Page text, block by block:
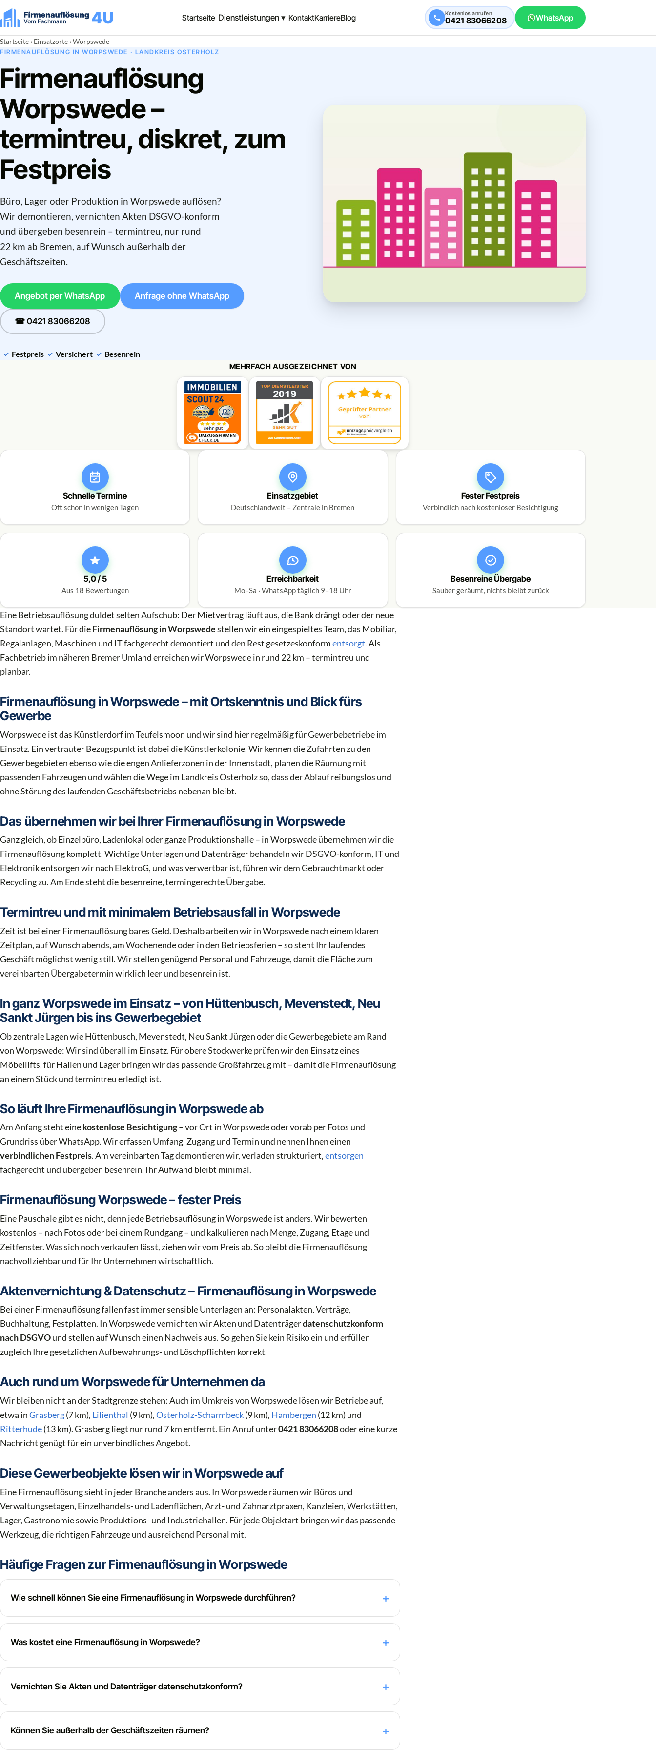
Startseite Dienstleistungen ▾ KontaktKarriereBlog Kostenlos anrufen
0421 83066208 WhatsApp
Startseite › Einsatzorte › Worpswede
FIRMENAUFLÖSUNG IN WORPSWEDE · LANDKREIS OSTERHOLZ
Firmenauflösung
Worpswede –
termintreu, diskret, zum
Festpreis
Büro, Lager oder Produktion in Worpswede auflösen?
Wir demontieren, vernichten Akten DSGVO-konform
und übergeben besenrein – termintreu, nur rund
22 km ab Bremen, auf Wunsch außerhalb der
Geschäftszeiten.
Angebot per WhatsApp Anfrage ohne WhatsApp
☎ 0421 83066208
Festpreis Versichert Besenrein
MEHRFACH AUSGEZEICHNET VON
Schnelle Termine
Oft schon in wenigen Tagen
Einsatzgebiet
Deutschlandweit – Zentrale in Bremen
Fester Festpreis
Verbindlich nach kostenloser Besichtigung
5,0 / 5
Aus 18 Bewertungen
Erreichbarkeit
Mo–Sa · WhatsApp täglich 9–18 Uhr
Besenreine Übergabe
Sauber geräumt, nichts bleibt zurück
Eine Betriebsauflösung duldet selten Aufschub: Der Mietvertrag läuft aus, die Bank drängt oder der neue
Standort wartet. Für dieFirmenauflösung in Worpswedestellen wir ein eingespieltes Team, das Mobiliar,
Regalanlagen, Maschinen und IT fachgerecht demontiert und den Rest gesetzeskonformentsorgt. Als
Fachbetrieb im näheren Bremer Umland erreichen wir Worpswede in rund 22 km – termintreu und
planbar.
Firmenauflösung in Worpswede – mit Ortskenntnis und Blick fürs
Gewerbe
Worpswede ist das Künstlerdorf im Teufelsmoor, und wir sind hier regelmäßig für Gewerbebetriebe im
Einsatz. Ein vertrauter Bezugspunkt ist dabei die Künstlerkolonie. Wir kennen die Zufahrten zu den
Gewerbegebieten ebenso wie die engen Anlieferzonen in der Innenstadt, planen die Räumung mit
passenden Fahrzeugen und wählen die Wege im Landkreis Osterholz so, dass der Ablauf reibungslos und
ohne Störung des laufenden Geschäftsbetriebs nebenan bleibt.
Das übernehmen wir bei Ihrer Firmenauflösung in Worpswede
Ganz gleich, ob Einzelbüro, Ladenlokal oder ganze Produktionshalle – in Worpswede übernehmen wir die
Firmenauflösung komplett. Wichtige Unterlagen und Datenträger behandeln wir DSGVO-konform, IT und
Elektronik entsorgen wir nach ElektroG, und was verwertbar ist, führen wir dem Gebrauchtmarkt oder
Recycling zu. Am Ende steht die besenreine, termingerechte Übergabe.
Termintreu und mit minimalem Betriebsausfall in Worpswede
Zeit ist bei einer Firmenauflösung bares Geld. Deshalb arbeiten wir in Worpswede nach einem klaren
Zeitplan, auf Wunsch abends, am Wochenende oder in den Betriebsferien – so steht Ihr laufendes
Geschäft möglichst wenig still. Wir stellen genügend Personal und Fahrzeuge, damit die Fläche zum
vereinbarten Übergabetermin wirklich leer und besenrein ist.
In ganz Worpswede im Einsatz – von Hüttenbusch, Mevenstedt, Neu
Sankt Jürgen bis ins Gewerbegebiet
Ob zentrale Lagen wie Hüttenbusch, Mevenstedt, Neu Sankt Jürgen oder die Gewerbegebiete am Rand
von Worpswede: Wir sind überall im Einsatz. Für obere Stockwerke prüfen wir den Einsatz eines
Möbellifts, für Hallen und Lager bringen wir das passende Großfahrzeug mit – damit die Firmenauflösung
an einem Stück und termintreu erledigt ist.
So läuft Ihre Firmenauflösung in Worpswede ab
Am Anfang steht einekostenlose Besichtigung– vor Ort in Worpswede oder vorab per Fotos und
Grundriss über WhatsApp. Wir erfassen Umfang, Zugang und Termin und nennen Ihnen einen
verbindlichen Festpreis. Am vereinbarten Tag demontieren wir, verladen strukturiert,entsorgen
fachgerecht und übergeben besenrein. Ihr Aufwand bleibt minimal.
Firmenauflösung Worpswede – fester Preis
Eine Pauschale gibt es nicht, denn jede Betriebsauflösung in Worpswede ist anders. Wir bewerten
kostenlos – nach Fotos oder bei einem Rundgang – und kalkulieren nach Menge, Zugang, Etage und
Zeitfenster. Was sich noch verkaufen lässt, ziehen wir vom Preis ab. So bleibt die Firmenauflösung
nachvollziehbar und für Ihr Unternehmen wirtschaftlich.
Aktenvernichtung & Datenschutz – Firmenauflösung in Worpswede
Bei einer Firmenauflösung fallen fast immer sensible Unterlagen an: Personalakten, Verträge,
Buchhaltung, Festplatten. In Worpswede vernichten wir Akten und Datenträgerdatenschutzkonform
nach DSGVOund stellen auf Wunsch einen Nachweis aus. So gehen Sie kein Risiko ein und erfüllen
zugleich Ihre gesetzlichen Aufbewahrungs- und Löschpflichten korrekt.
Auch rund um Worpswede für Unternehmen da
Wir bleiben nicht an der Stadtgrenze stehen: Auch im Umkreis von Worpswede lösen wir Betriebe auf,
etwa inGrasberg(7 km), Lilienthal (9 km),Osterholz-Scharmbeck(9 km), Hambergen (12 km) und
Ritterhude(13 km). Grasberg liegt nur rund 7 km entfernt. Ein Anruf unter0421 83066208oder eine kurze
Nachricht genügt für ein unverbindliches Angebot.
Diese Gewerbeobjekte lösen wir in Worpswede auf
Eine Firmenauflösung sieht in jeder Branche anders aus. In Worpswede räumen wir Büros und
Verwaltungsetagen, Einzelhandels- und Ladenflächen, Arzt- und Zahnarztpraxen, Kanzleien, Werkstätten,
Lager, Gastronomie sowie Produktions- und Industriehallen. Für jede Objektart bringen wir das passende
Werkzeug, die richtigen Fahrzeuge und ausreichend Personal mit.
Häufige Fragen zur Firmenauflösung in Worpswede
Wie schnell können Sie eine Firmenauflösung in Worpswede durchführen?
Was kostet eine Firmenauflösung in Worpswede?
Vernichten Sie Akten und Datenträger datenschutzkonform?
Können Sie außerhalb der Geschäftszeiten räumen?